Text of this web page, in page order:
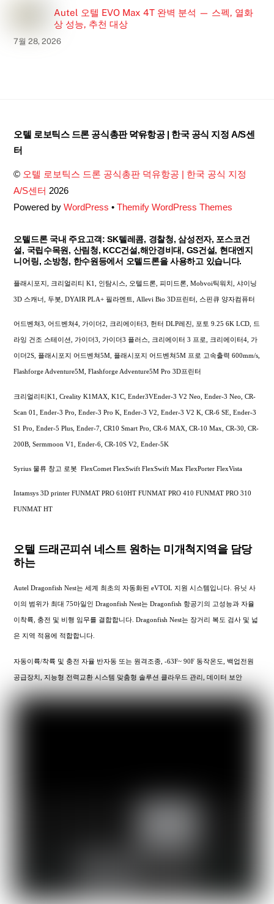
Autel 오텔 EVO Max 4T 완벽 분석 — 스펙, 열화
상 성능, 추천 대상
7월 28, 2026
Back
오텔 로보틱스 드론 공식총판 덕유항공 | 한국 공식 지정 A/S센
터
© 오텔 로보틱스 드론 공식총판 덕유항공 | 한국 공식 지정
A/S센터 2026
Powered byWordPress •Themify WordPress Themes
오텔드론 국내 주요고객: SK텔레콤, 경찰청, 삼성전자, 포스코건
설, 국립수목원, 산림청, KCC건설,해안경비대, GS건설, 현대엔지
니어링, 소방청, 한수원등에서 오텔드론을 사용하고 있습니다.
플래시포지, 크리얼리티 K1, 인탐시스, 오텔드론, 피미드론, Mobvoi틱워치, 샤이닝
3D 스캐너, 두봇, DYAIR PLA+ 필라멘트, Allevi Bio 3D프린터, 스핀큐 양자컴퓨터
어드벤쳐3, 어드벤쳐4, 가이더2, 크리에이터3, 헌터 DLP레진, 포토 9.25 6K LCD, 드
라잉 건조 스테이션, 가이더3, 가이더3 플러스, 크리에이터 3 프로, 크리에이터4, 가
이더2S, 플래시포지 어드벤쳐5M, 플래시포지 어드벤쳐5M 프로 고속출력 600mm/s,
Flashforge Adventure5M, Flashforge Adventure5M Pro 3D프린터
크리얼리티K1, Creality K1MAX, K1C, Ender3VEnder-3 V2 Neo, Ender-3 Neo, CR-
Scan 01, Ender-3 Pro, Ender-3 Pro K, Ender-3 V2, Ender-3 V2 K, CR-6 SE, Ender-3
S1 Pro, Ender-5 Plus, Ender-7, CR10 Smart Pro, CR-6 MAX, CR-10 Max, CR-30, CR-
200B, Sermmoon V1, Ender-6, CR-10S V2, Ender-5K
Syrius 물류 창고 로봇 FlexComet FlexSwift FlexSwift Max FlexPorter FlexVista
Intamsys 3D printer FUNMAT PRO 610HT FUNMAT PRO 410 FUNMAT PRO 310
FUNMAT HT
오텔 드래곤피쉬 네스트 원하는 미개척지역을 담당
하는
Autel Dragonfish Nest는 세계 최초의 자동화된 eVTOL 지원 시스템입니다. 유닛 사
이의 범위가 최대 75마일인 Dragonfish Nest는 Dragonfish 항공기의 고성능과 자율
이착륙, 충전 및 비행 임무를 결합합니다. Dragonfish Nest는 장거리 복도 검사 및 넓
은 지역 적용에 적합합니다.
자동이륙/착륙 및 충전 자율 반자동 또는 원격조종, -63F~ 90F 동작온도, 백업전원
공급장치, 지능형 전력교환 시스템 맞춤형 솔루션 클라우드 관리, 데이터 보안